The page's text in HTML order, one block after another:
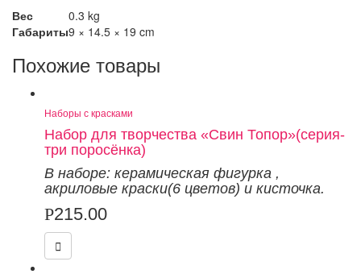
Вес
0.3 kg
Габариты9 × 14.5 × 19 cm
Похожие товары
Наборы с красками
Набор для творчества «Свин Топор»(серия-
три поросёнка)
В наборе: керамическая фигурка ,
акриловые краски(6 цветов) и кисточка.
Р215.00